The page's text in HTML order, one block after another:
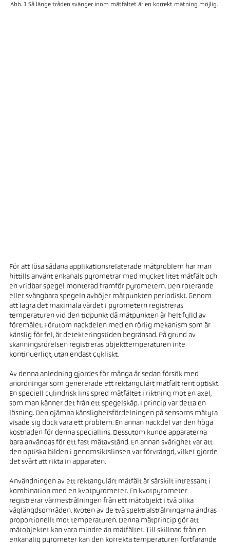
Abb. 1 Så länge tråden svänger inom mätfältet är en korrekt mätning möjlig.
För att lösa sådana applikationsrelaterade mätproblem har man
hittills använt enkanals pyrometrar med mycket litet mätfält och
en vridbar spegel monterad framför pyrometern. Den roterande
eller svängbara spegeln avböjer mätpunkten periodiskt. Genom
att lagra det maximala värdet i pyrometern registreras
temperaturen vid den tidpunkt då mätpunkten är helt fylld av
föremålet. Förutom nackdelen med en rörlig mekanism som är
känslig för fel, är detekteringstiden begränsad. På grund av
skanningsrörelsen registreras objekttemperaturen inte
kontinuerligt, utan endast cykliskt.
Av denna anledning gjordes för många år sedan försök med
anordningar som genererade ett rektangulärt mätfält rent optiskt.
En speciell cylindrisk lins spred mätfältet i riktning mot en axel,
som man känner det från ett spegelskåp. I princip var detta en
lösning. Den ojämna känslighetsfördelningen på sensorns mätyta
visade sig dock vara ett problem. En annan nackdel var den höga
kostnaden för denna speciallins. Dessutom kunde apparaterna
bara användas för ett fast mätavstånd. En annan svårighet var att
den optiska bilden i genomsiktslinsen var förvrängd, vilket gjorde
det svårt att rikta in apparaten.
Användningen av ett rektangulärt mätfält är särskilt intressant i
kombination med en kvotpyrometer. En kvotpyrometer
registrerar värmestrålningen från ett mätobjekt i två olika
våglängdsområden. Kvoten av de två spektralstrålningarna ändras
proportionellt mot temperaturen. Denna mätprincip gör att
mätobjektet kan vara mindre än mätfältet. Till skillnad från en
enkanalig pyrometer kan den korrekta temperaturen fortfarande